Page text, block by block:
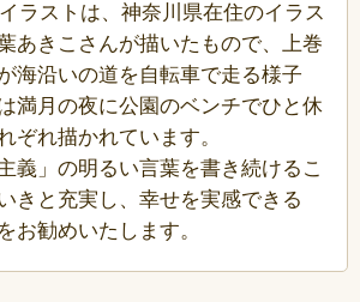
ラストは、神奈川県在住のイラス
あきこさんが描いたもので、上巻
海沿いの道を自転車で走る様子
満月の夜に公園のベンチでひと休
ぞれ描かれています。
義」の明るい言葉を書き続けるこ
きと充実し、幸せを実感できる
お勧めいたします。